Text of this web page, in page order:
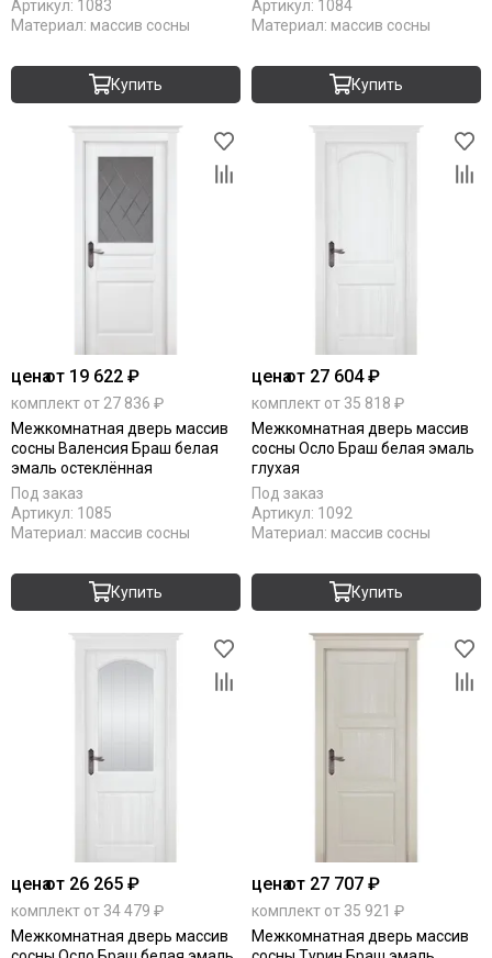
Артикул: 1083
Материал: массив сосны
Купить
Артикул: 1084
Материал: массив сосны
Купить
ценаот 19 622 ₽
комплект от 27 836 ₽
Межкомнатная дверь массив
сосны Валенсия Браш белая
эмаль остеклённая
Под заказ
Артикул: 1085
Материал: массив сосны
Купить
ценаот 27 604 ₽
комплект от 35 818 ₽
Межкомнатная дверь массив
сосны Осло Браш белая эмаль
глухая
Под заказ
Артикул: 1092
Материал: массив сосны
Купить
ценаот 26 265 ₽
комплект от 34 479 ₽
Межкомнатная дверь массив
ценаот 27 707 ₽
комплект от 35 921 ₽
Межкомнатная дверь массив